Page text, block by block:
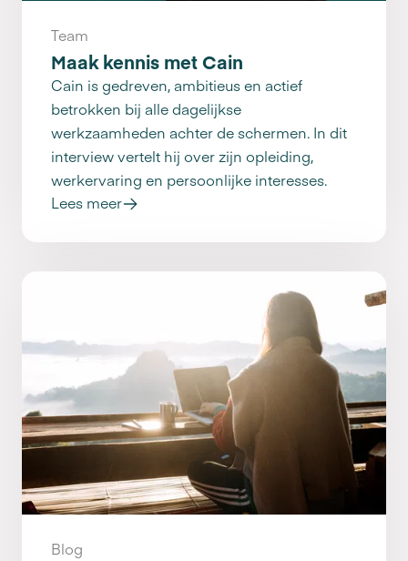
Team
Maak kennis met Cain
Cain is gedreven, ambitieus en actief
betrokken bij alle dagelijkse
werkzaamheden achter de schermen. In dit
interview vertelt hij over zijn opleiding,
werkervaring en persoonlijke interesses.
Lees meer
Blog